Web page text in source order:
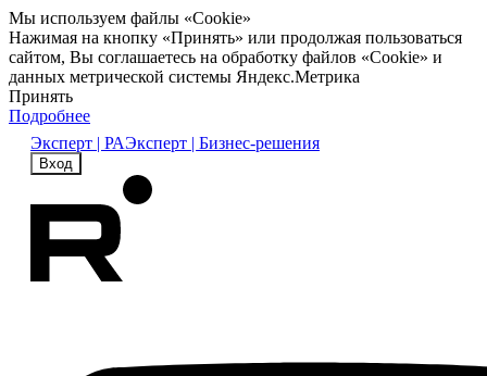
Мы используем файлы «Cookie»
Нажимая на кнопку «Принять» или продолжая пользоваться
сайтом, Вы соглашаетесь на обработку файлов «Cookie» и
данных метрической системы Яндекс.Метрика
Принять
Подробнее
Эксперт | РАЭксперт | Бизнес-решения
Вход